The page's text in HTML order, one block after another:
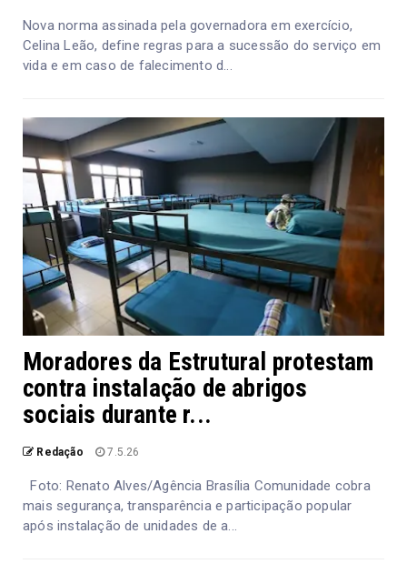
Nova norma assinada pela governadora em exercício,
Celina Leão, define regras para a sucessão do serviço em
vida e em caso de falecimento d...
Moradores da Estrutural protestam
contra instalação de abrigos
sociais durante r...
Redação 7.5.26
Foto: Renato Alves/Agência Brasília Comunidade cobra
mais segurança, transparência e participação popular
após instalação de unidades de a...